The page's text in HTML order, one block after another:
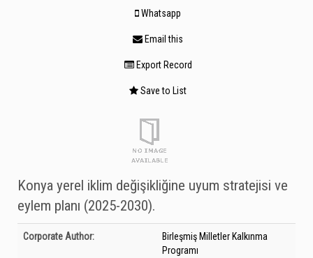
Whatsapp
Email this
Export Record
Save to List
Konya yerel iklim değişikliğine uyum stratejisi ve
eylem planı (2025-2030).
Bibliographic Details
Corporate Author:
Birleşmiş Milletler Kalkınma
Programı